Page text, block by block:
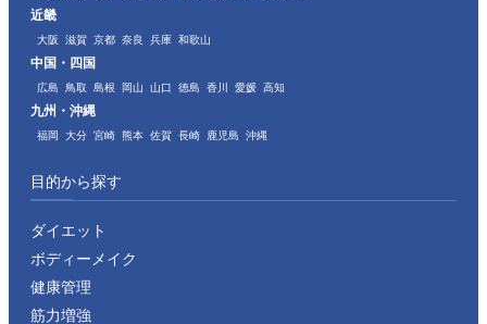
近畿
大阪 滋賀 京都 奈良 兵庫 和歌山
中国・四国
広島 鳥取 島根 岡山 山口 徳島 香川 愛媛 高知
九州・沖縄
福岡 大分 宮崎 熊本 佐賀 長崎 鹿児島 沖縄
目的から探す
ダイエット
ボディーメイク
健康管理
筋力増強